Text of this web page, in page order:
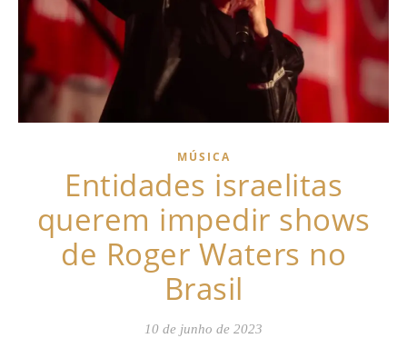
MÚSICA
Entidades israelitas
querem impedir shows
de Roger Waters no
Brasil
10 de junho de 2023